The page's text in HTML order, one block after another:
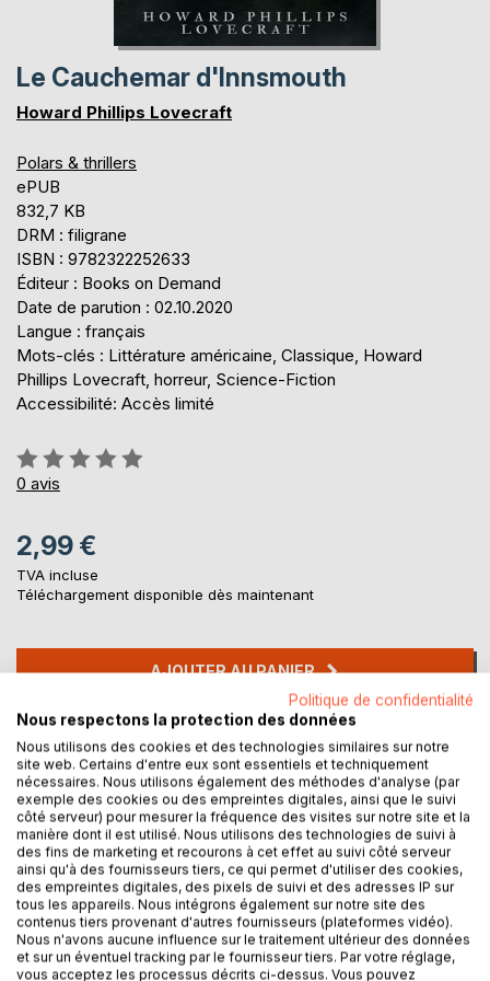
Le Cauchemar d'Innsmouth
Howard Phillips Lovecraft
Polars & thrillers
ePUB
832,7 KB
DRM : filigrane
ISBN : 9782322252633
Éditeur : Books on Demand
Date de parution : 02.10.2020
Langue : français
Mots-clés : Littérature américaine, Classique, Howard
Phillips Lovecraft, horreur, Science-Fiction
Accessibilité: Accès limité
Évaluation:
0%
0 avis
2,99 €
TVA incluse
Téléchargement disponible dès maintenant
AJOUTER AU PANIER
Ajouter à ma liste d'envies
Laisser un avis
DESCRIPTION
Politique de confidentialité
Nous respectons la protection des données
Nous utilisons des cookies et des technologies similaires sur notre
site web. Certains d'entre eux sont essentiels et techniquement
nécessaires. Nous utilisons également des méthodes d'analyse (par
exemple des cookies ou des empreintes digitales, ainsi que le suivi
côté serveur) pour mesurer la fréquence des visites sur notre site et la
manière dont il est utilisé. Nous utilisons des technologies de suivi à
des fins de marketing et recourons à cet effet au suivi côté serveur
ainsi qu'à des fournisseurs tiers, ce qui permet d'utiliser des cookies,
des empreintes digitales, des pixels de suivi et des adresses IP sur
tous les appareils. Nous intégrons également sur notre site des
contenus tiers provenant d'autres fournisseurs (plateformes vidéo).
Nous n'avons aucune influence sur le traitement ultérieur des données
et sur un éventuel tracking par le fournisseur tiers. Par votre réglage,
vous acceptez les processus décrits ci-dessus. Vous pouvez